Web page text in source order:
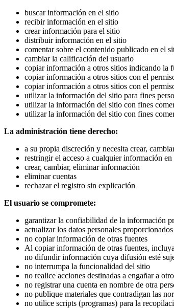
buscar información en el sitio
recibir información en el sitio
crear información para el sitio
distribuir información en el sitio
comentar sobre el contenido publicado en el
cambiar la calificación del usuario
copiar información a otros sitios indicando la
copiar información a otros sitios con el
copiar información a otros sitios con el
utilizar la información del sitio para fines
utilizar la información del sitio con fines
utilizar la información del sitio con fines
La administración tiene derecho:
a su propia discreción y necesita crear,
restringir el acceso a cualquier información
crear, cambiar, eliminar información
eliminar cuentas
rechazar el registro sin explicación
El usuario se compromete:
garantizar la confiabilidad de la información
actualizar los datos personales
no copiar información de otras fuentes
Al copiar información de otras fuentes,
no difundir información cuya difusión esté
no interrumpa la funcionalidad del sitio
no realice acciones destinadas a engañar a
no registrar una cuenta en nombre de otra
no publique materiales que contradigan las
no utilice scripts (programas) para la